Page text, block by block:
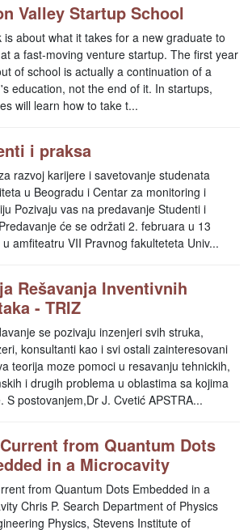
Valley Startup School
is about what it takes for a new graduate to
a fast-moving venture startup. The first year
of school is actually a continuation of a
education, not the end of it. In startups,
will learn how to take t...
i praksa
razvoj karijere i savetovanje studenata
u Beogradu i Centar za monitoring i
Pozivaju vas na predavanje Studenti i
će se održati 2. februara u 13
amfiteatru VII Pravnog fakulteteta Univ...
Rešavanja Inventivnih
- TRIZ
se pozivaju inzenjeri svih struka,
konsultanti kao i svi ostali zainteresovani
teorija moze pomoci u resavanju tehnickih,
i drugih problema u oblastima sa kojima
S postovanjem,Dr J. Cvetić APSTRA...
from Quantum Dots
in a Microcavity
from Quantum Dots Embedded in a
Chris P. Search Department of Physics
Physics, Stevens Institute of